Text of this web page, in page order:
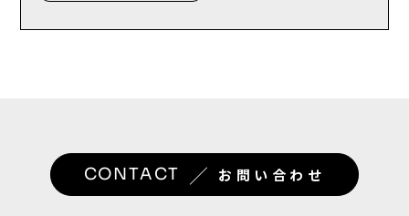
CONTACT ／ お問い合わせ